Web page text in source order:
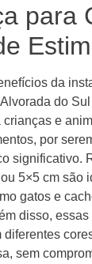
para
da
do
e
por
significativo.
5×5 cm são
gatos e
disso,
sem